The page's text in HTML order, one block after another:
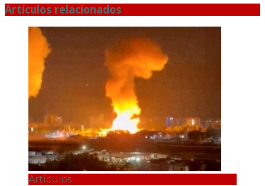
Artículos relacionados
Artículos